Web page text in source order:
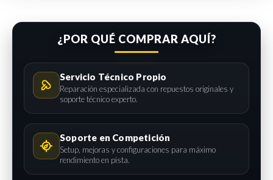
¿POR QUÉ COMPRAR AQUÍ?
Servicio Técnico Propio
Reparación especializada con repuestos originales y
soporte técnico experto.
Soporte en Competición
Setup, mejoras y configuraciones para máximo
rendimiento en pista.